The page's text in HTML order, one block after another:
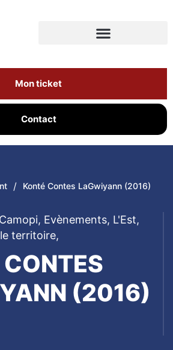
Mon ticket
Contact
/ Konté Contes LaGwiyann (2016)
Camopi, Evènements, L'Est,
territoire,
(2016)